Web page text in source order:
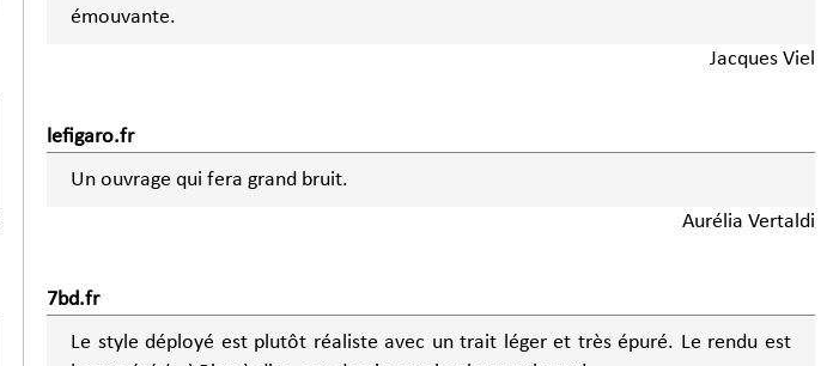
émouvante.
Jacques Viel
lefigaro.fr
Un ouvrage qui fera grand bruit.
Aurélia Vertaldi
7bd.fr
Le style déployé est plutôt réaliste avec un trait léger et très épuré. Le rendu est